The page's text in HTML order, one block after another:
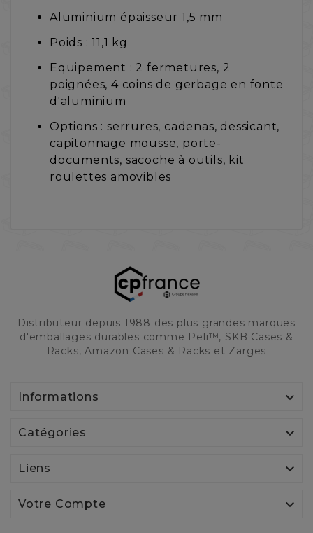
Aluminium épaisseur 1,5 mm
Poids : 11,1 kg
Equipement : 2 fermetures, 2
poignées, 4 coins de gerbage en fonte
d'aluminium
Options : serrures, cadenas, dessicant,
capitonnage mousse, porte-
documents, sacoche à outils, kit
roulettes amovibles
Distributeur depuis 1988 des plus grandes marques
d'emballages durables comme Peli™, SKB Cases &
Racks, Amazon Cases & Racks et Zarges
Informations 
Catégories 
Liens 
Votre Compte 